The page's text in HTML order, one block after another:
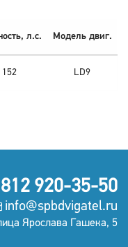
л.с. Модель двиг.
152 LD9
920-35-50
info@spbdvigatel.ru
Ярослава Гашека, 5